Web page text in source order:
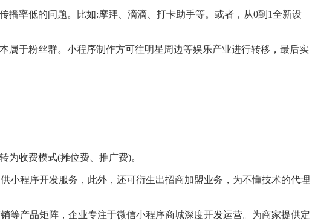
播率低的问题。比如:摩拜、滴滴、打卡助手等。或者，从0到1全新设
于粉丝群。小程序制作方可往明星周边等娱乐产业进行转移，最后实
收费模式(摊位费、推广费)。
小程序开发服务，此外，还可衍生出招商加盟业务，为不懂技术的代理
等产品矩阵，企业专注于微信小程序商城深度开发运营。为商家提供定